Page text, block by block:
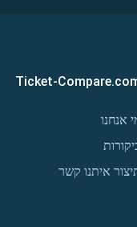
Ticket-
אנחנו
איתנו קשר